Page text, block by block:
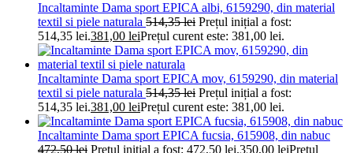
Incaltaminte Dama sport EPICA albi, 6159290, din material
textil si piele naturala 514,35lei Prețul inițial a fost:
514,35 lei.381,00 leiPrețul curent este: 381,00 lei.
Incaltaminte Dama sport EPICA mov, 6159290, din material
textil si piele naturala 514,35lei Prețul inițial a fost:
514,35 lei.381,00 leiPrețul curent este: 381,00 lei.
Incaltaminte Dama sport EPICA fucsia, 615908, din nabuc
472,50lei Prețul inițial a fost: 472,50 lei.350,00 leiPrețul